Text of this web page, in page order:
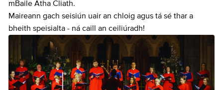
mBaile Átha Cliath.
Maireann gach seisiún uair an chloig agus tá sé thar a
bheith speisialta - ná caill an ceiliúradh!